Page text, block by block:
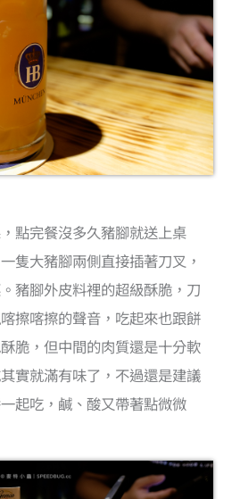
點完餐沒多久豬腳就送上桌
隻大豬腳兩側直接插著刀叉，
豬腳外皮料裡的超級酥脆，刀
擦喀擦的聲音，吃起來也跟餅
脆，但中間的肉質還是十分軟
實就滿有味了，不過還是建議
起吃，鹹、酸又帶著點微微